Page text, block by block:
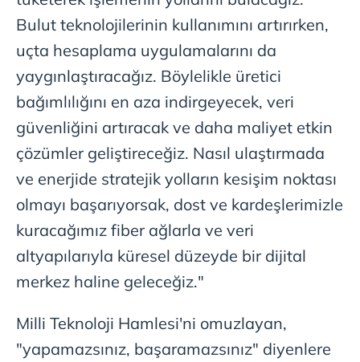
Bulut teknolojilerinin kullanımını artırırken,
uçta hesaplama uygulamalarını da
yaygınlaştıracağız. Böylelikle üretici
bağımlılığını en aza indirgeyecek, veri
güvenliğini artıracak ve daha maliyet etkin
çözümler geliştireceğiz. Nasıl ulaştırmada
ve enerjide stratejik yolların kesişim noktası
olmayı başarıyorsak, dost ve kardeşlerimizle
kuracağımız fiber ağlarla ve veri
altyapılarıyla küresel düzeyde bir dijital
merkez haline geleceğiz."
Milli Teknoloji Hamlesi'ni omuzlayan,
"yapamazsınız, başaramazsınız" diyenlere